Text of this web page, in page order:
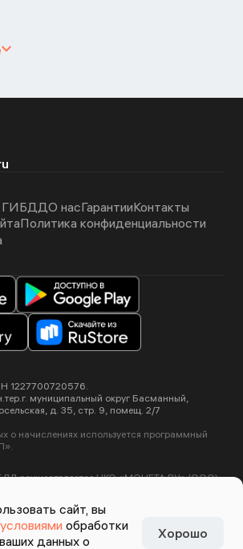
сайт, вы
условиями обработки
данных о
Хорошо
ГИБДДО насГарантииКонтакты
Политика конфиденциальности
1227700720576.
муниципальный округ Басманный,
д. 35, стр. 9, помещ. 2/7
о начислениях используется программный
осуществляется НКО «МОНЕТА.РУ» (ООО).
сервис Yandex SmartCaptcha, пользуясь
соглашаетесь с условиями обработки данных
.
Задизайнено вСтудии